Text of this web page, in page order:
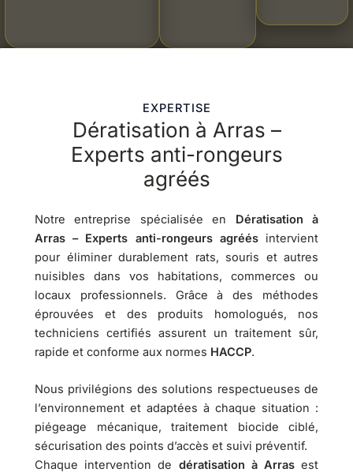
EXPERTISE
Dératisation à Arras –
Experts anti-rongeurs
agréés
Notre entreprise spécialisée en Dératisation à
Arras – Experts anti-rongeurs agréésintervient
pour éliminer durablement rats, souris et autres
nuisibles dans vos habitations, commerces ou
locaux professionnels. Grâce à des méthodes
éprouvées et des produits homologués, nos
techniciens certifiés assurent un traitement sûr,
rapide et conforme aux normes HACCP.
Nous privilégions des solutions respectueuses de
l’environnement et adaptées à chaque situation :
piégeage mécanique, traitement biocide ciblé,
sécurisation des points d’accès et suivi préventif.
Chaque intervention de dératisation à Arrasest